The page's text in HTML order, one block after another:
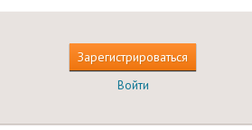
Зарегистрироваться
Войти